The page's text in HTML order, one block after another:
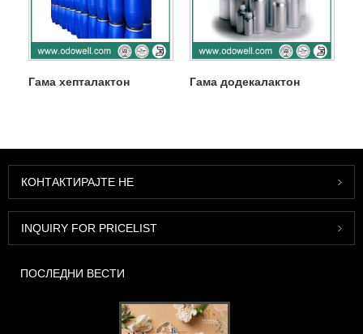
Гама хепталактон Гама додекалактон
КОНТАКТИРАЈТЕ НЕ
INQUIRY FOR PRICELIST
ПОСЛЕДНИ ВЕСТИ